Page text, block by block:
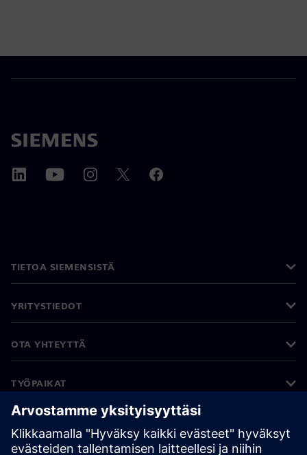
TIETOA SIEMENSISTÄ
YRITYSTIEDOT
OTA YHTEYTTÄ
TYÖPAIKAT
©Siemens2026